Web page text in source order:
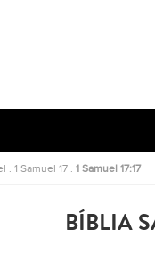
. 1 Samuel 17 . 1 Samuel 17:17
BÍBLIA